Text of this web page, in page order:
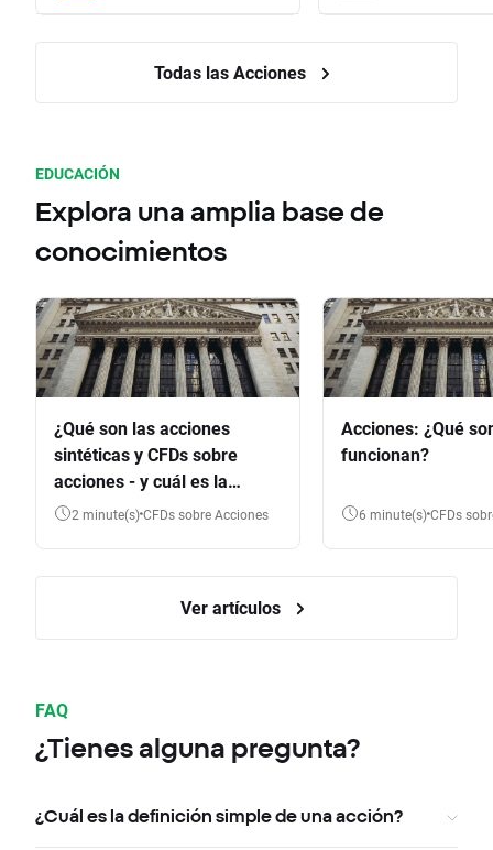
Todas las Acciones
EDUCACIÓN
Explora una amplia base de
conocimientos
¿Qué son las acciones
sintéticas y CFDs sobre
acciones - y cuál es la
diferencia?
2 minute(s) CFDs sobre Acciones
Acciones: ¿Qué
funcionan?
6 minute(s) CFDs
Ver artículos
FAQ
¿Tienes alguna pregunta?
¿Cuál es la definición simple de una acción?